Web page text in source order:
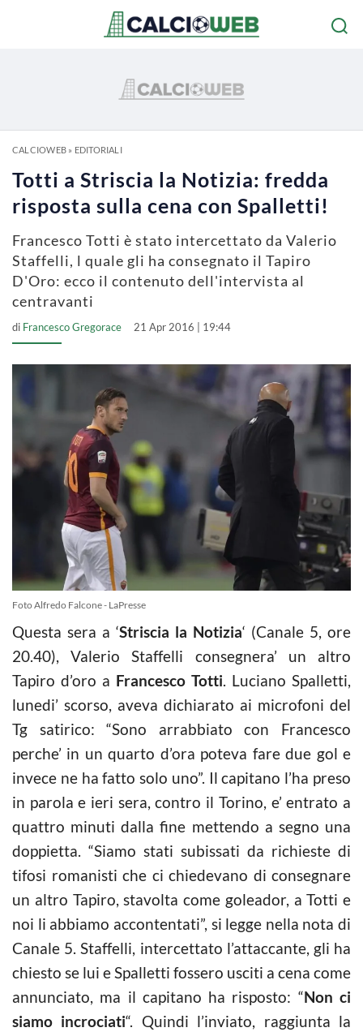
CALCIOWEB» EDITORIALI
Totti a Striscia la Notizia: fredda
risposta sulla cena con Spalletti!
Francesco Totti è stato intercettato da Valerio
Staffelli, l quale gli ha consegnato il Tapiro
D'Oro: ecco il contenuto dell'intervista al
centravanti
di Francesco Gregorace 21 Apr 2016 | 19:44
Foto Alfredo Falcone - LaPresse
Questa sera a ‘Striscia la Notizia‘ (Canale 5, ore
20.40), Valerio Staffelli consegnera’ un altro
Tapiro d’oro a Francesco Totti. Luciano Spalletti,
lunedi’ scorso, aveva dichiarato ai microfoni del
Tg satirico: “Sono arrabbiato con Francesco
perche’ in un quarto d’ora poteva fare due gol e
invece ne ha fatto solo uno”. Il capitano l’ha preso
in parola e ieri sera, contro il Torino, e’ entrato a
quattro minuti dalla fine mettendo a segno una
doppietta. “Siamo stati subissati da richieste di
tifosi romanisti che ci chiedevano di consegnare
un altro Tapiro, stavolta come goleador, a Totti e
noi li abbiamo accontentati”, si legge nella nota di
Canale 5. Staffelli, intercettato l’attaccante, gli ha
chiesto se lui e Spalletti fossero usciti a cena come
annunciato, ma il capitano ha risposto: “Non ci
siamo incrociati“. Quindi l’inviato, raggiunta la